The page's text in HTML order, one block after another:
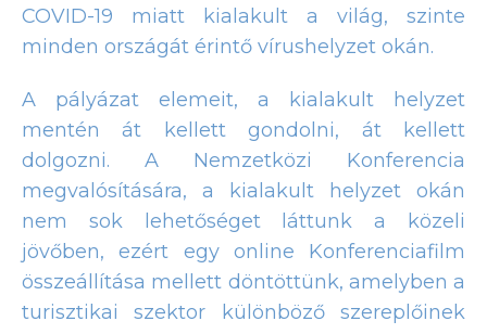
COVID-19 miatt kialakult a világ, szinte
minden országát érintő vírushelyzet okán.
A pályázat elemeit, a kialakult helyzet
mentén át kellett gondolni, át kellett
dolgozni. A Nemzetközi Konferencia
megvalósítására, a kialakult helyzet okán
nem sok lehetőséget láttunk a közeli
jövőben, ezért egy online Konferenciafilm
összeállítása mellett döntöttünk, amelyben a
turisztikai szektor különböző szereplőinek